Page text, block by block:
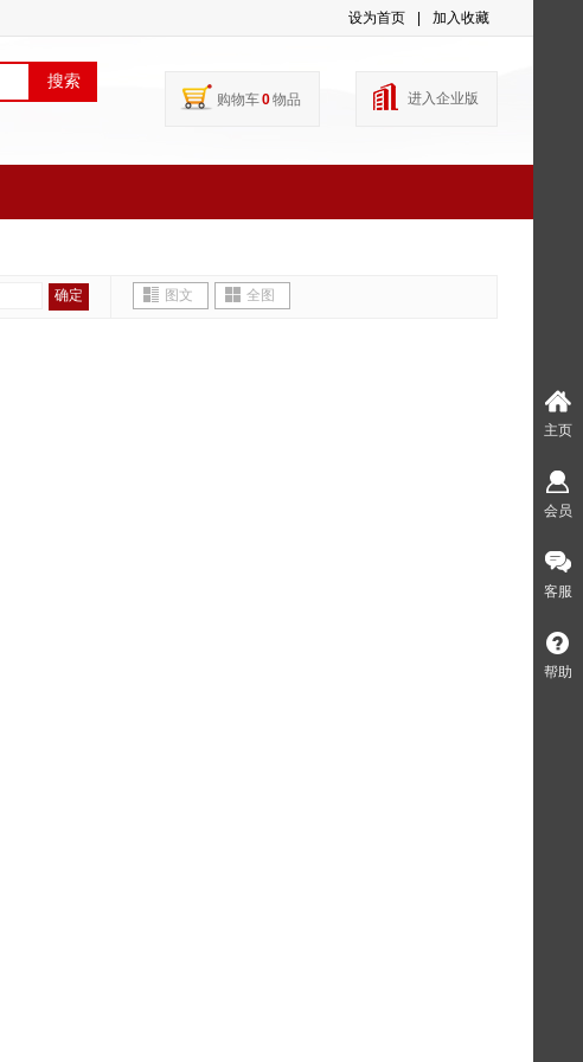
设为首页 加入收藏
购物车0物品 进入企业版
搜索
确定 图文 全图
主页
会员
客服
帮助